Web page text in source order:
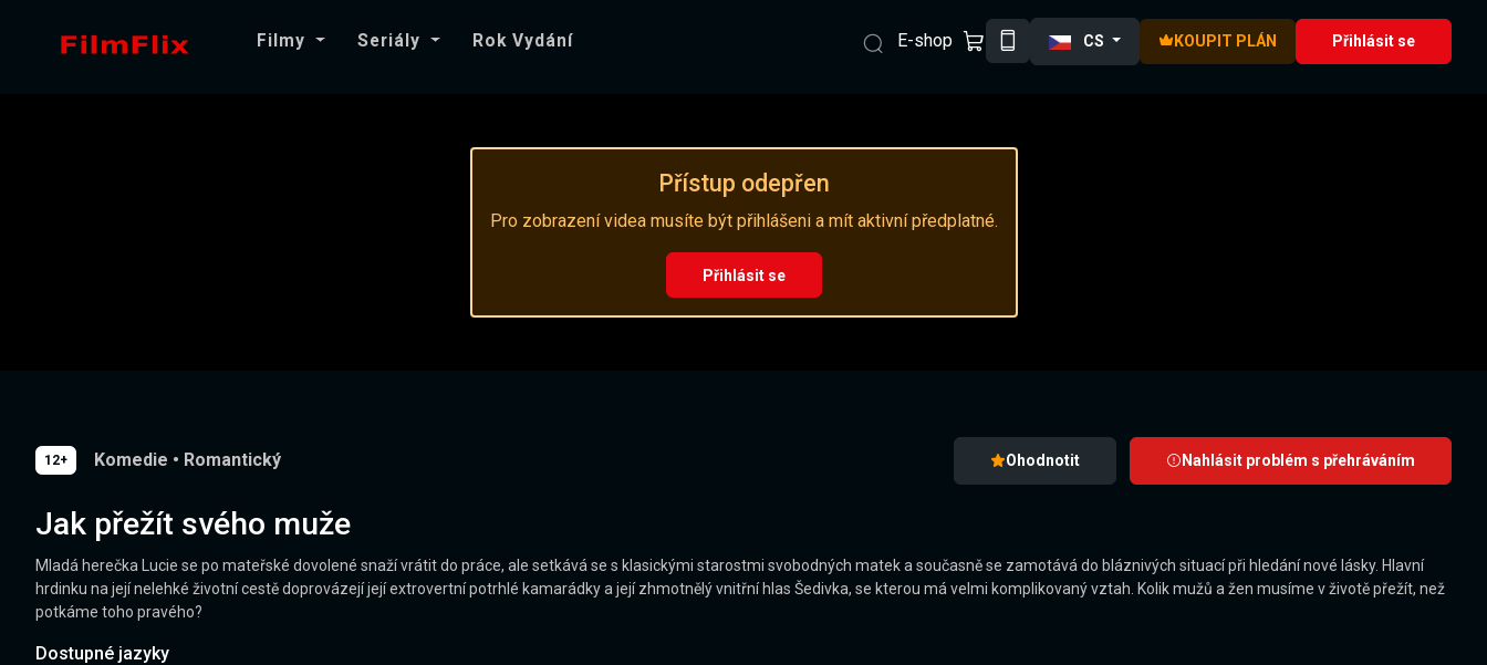
Filmy Seriály Rok Vydání E-shop CS KOUPIT PLÁN Přihlásit se
Přístup odepřen
Pro zobrazení videa musíte být přihlášeni a mít aktivní předplatné.
Přihlásit se
12+ Komedie • Romantický Ohodnotit Nahlásit problém s přehráváním
Jak přežít svého muže
Mladá herečka Lucie se po mateřské dovolené snaží vrátit do práce, ale setkává se s klasickými starostmi svobodných matek a současně se zamotává do bláznivých situací při hledání nové lásky. Hlavní
hrdinku na její nelehké životní cestě doprovázejí její extrovertní potrhlé kamarádky a její zhmotnělý vnitřní hlas Šedivka, se kterou má velmi komplikovaný vztah. Kolik mužů a žen musíme v životě přežít, než
potkáme toho pravého?
Dostupné jazyky